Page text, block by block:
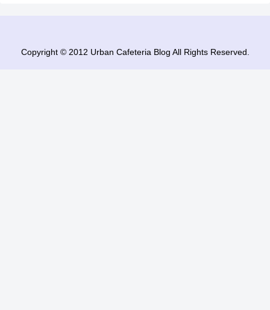
Copyright © 2012 Urban Cafeteria Blog All Rights Reserved.